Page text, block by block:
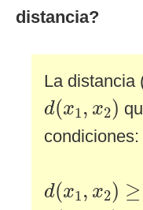
distancia?
La distancia
d(x1, x2)
d( )
condiciones:
d(x1, x2) ≥
d( ) ≥0